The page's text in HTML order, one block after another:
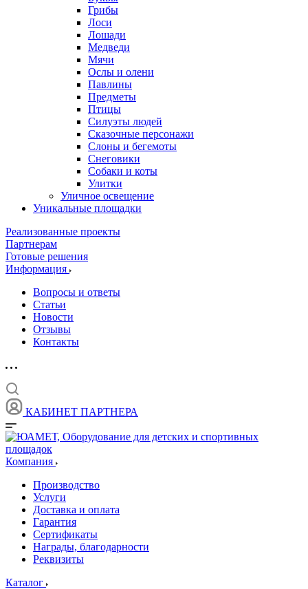
Грибы
Лоси
Лошади
Медведи
Мячи
Ослы и олени
Павлины
Предметы
Птицы
Силуэты людей
Сказочные персонажи
Слоны и бегемоты
Снеговики
Собаки и коты
Улитки
Уличное освещение
Уникальные площадки
Реализованные проекты
Партнерам
Готовые решения
Информация
Вопросы и ответы
Статьи
Новости
Отзывы
Контакты
КАБИНЕТ ПАРТНЕРА
Компания
Производство
Услуги
Доставка и оплата
Гарантия
Сертификаты
Награды, благодарности
Реквизиты
Каталог